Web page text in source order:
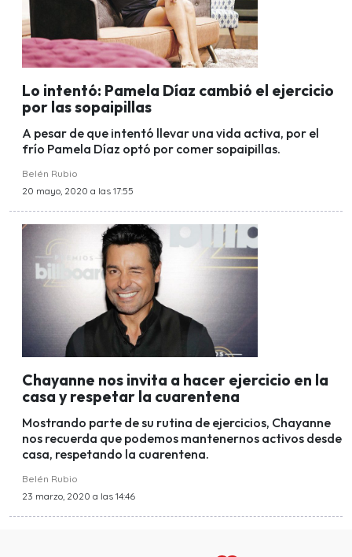
Lo intentó: Pamela Díaz cambió el ejercicio
por las sopaipillas
A pesar de que intentó llevar una vida activa, por el
frío Pamela Díaz optó por comer sopaipillas.
Belén Rubio
20 mayo, 2020 a las 17:55
Chayanne nos invita a hacer ejercicio en la
casa y respetar la cuarentena
Mostrando parte de su rutina de ejercicios, Chayanne
nos recuerda que podemos mantenernos activos desde
casa, respetando la cuarentena.
Belén Rubio
23 marzo, 2020 a las 14:46